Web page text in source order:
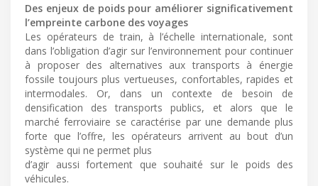
Des enjeux de poids pour améliorer significativement
l’empreinte carbone des voyages
Les opérateurs de train, à l’échelle internationale, sont
dans l’obligation d’agir sur l’environnement pour continuer
à proposer des alternatives aux transports à énergie
fossile toujours plus vertueuses, confortables, rapides et
intermodales. Or, dans un contexte de besoin de
densification des transports publics, et alors que le
marché ferroviaire se caractérise par une demande plus
forte que l’offre, les opérateurs arrivent au bout d’un
système qui ne permet plus
d’agir aussi fortement que souhaité sur le poids des
véhicules.